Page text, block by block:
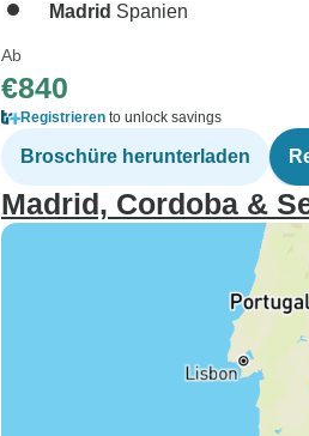
Madrid Spanien
Ab
€840
Registrieren to unlock savings
Broschüre herunterladen
Madrid, Cordoba &